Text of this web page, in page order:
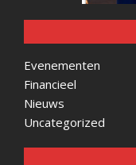
Evenementen
Financieel
Nieuws
Uncategorized